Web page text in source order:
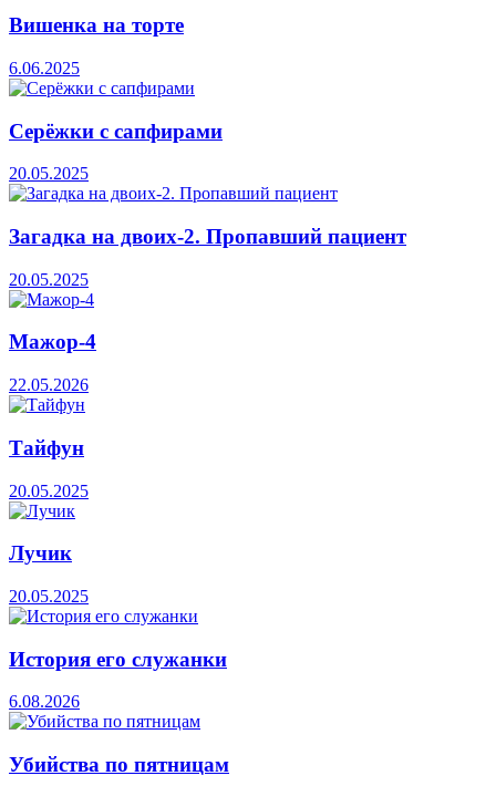
Вишенка на торте
6.06.2025
Серёжки с сапфирами
20.05.2025
Загадка на двоих-2. Пропавший пациент
20.05.2025
Мажор-4
22.05.2026
Тайфун
20.05.2025
Лучик
20.05.2025
История его служанки
6.08.2026
Убийства по пятницам